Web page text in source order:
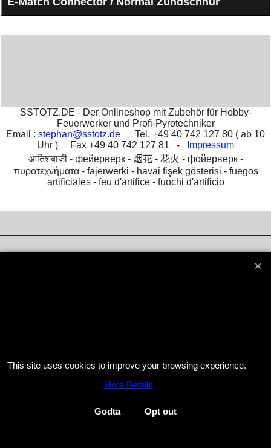
SSTOTZ.DE - Der Onlineshop mit Zubehör für Hobby-
Feuerwerker und Profi-Pyrotechniker
Email : stephan@sstotz.de Tel. +49 40 742 127 80 ( ab 10
Uhr ) Fax +49 40 742 127 81 -
Impressum
आतिशबाजी - фейерверк - 烟花 - 花火 - фойерверк -
πυροτεχνήματα - fajerwerki - havai fişek gösterisi - fuegos
artificiales - feu d'artifice - fuochi d'artificio
This site uses cookies to improve your browsing experience.
More Details
Godta Opt out